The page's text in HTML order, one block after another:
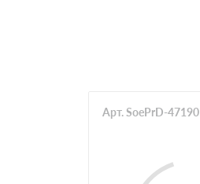
Арт. SoePrD-47190